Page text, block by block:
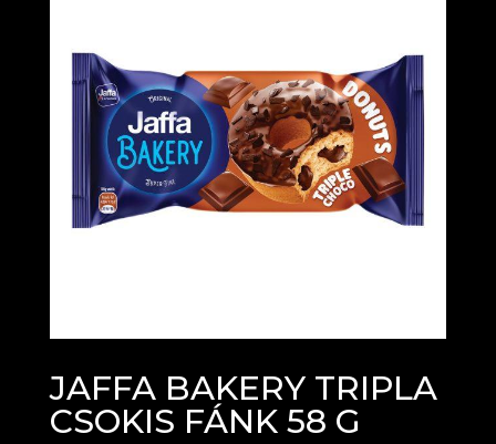
JAFFA BAKERY TRIPLA
CSOKIS FÁNK 58 G